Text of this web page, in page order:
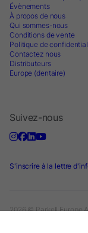
Évènements
À propos de nous
Qui sommes-nous
Conditions de vente
Politique de
Contactez nous
Distributeurs
Europe (dentaire)
Suivez-nous
S'inscrire à la lettre
2026 © Parkell Europe